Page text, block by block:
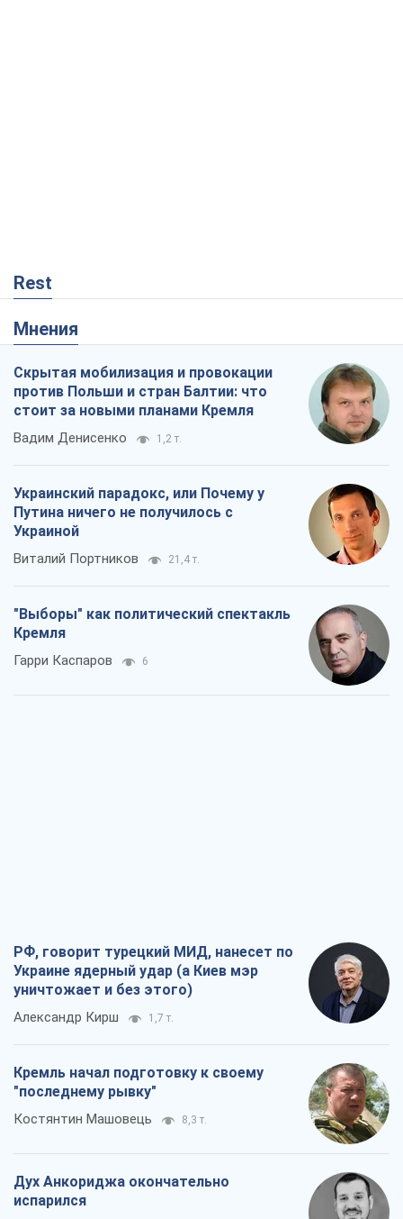
Rest
Мнения
Скрытая мобилизация и провокации
против Польши и стран Балтии: что
стоит за новыми планами Кремля
Вадим Денисенко 1,2 т.
Украинский парадокс, или Почему у
Путина ничего не получилось с
Украиной
Виталий Портников 21,4 т.
"Выборы" как политический спектакль
Кремля
Гарри Каспаров 6
РФ, говорит турецкий МИД, нанесет по
Украине ядерный удар (а Киев мэр
уничтожает и без этого)
Александр Кирш 1,7 т.
Кремль начал подготовку к своему
"последнему рывку"
Костянтин Машовець 8,3 т.
Дух Анкориджа окончательно
испарился